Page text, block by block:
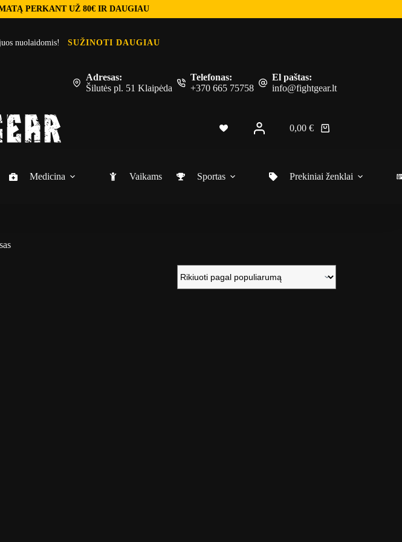
PERKANT UŽ 80€ IR DAUGIAU
nuolaidomis! SUŽINOTI DAUGIAU
Adresas:
Šilutės pl. 51 Klaipėda
Telefonas:
+370 665 75758
El paštas:
info@fightgear.lt
0,00€
Medicina Vaikams Sportas Prekiniai ženklai